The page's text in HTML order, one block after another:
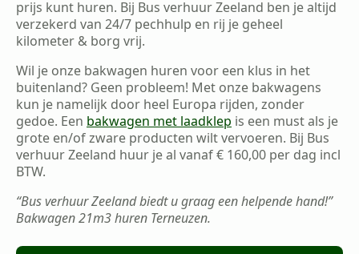
prijs kunt huren. Bij Bus verhuur Zeeland ben je altijd
verzekerd van 24/7 pechhulp en rij je geheel
kilometer & borg vrij.
Wil je onze bakwagen huren voor een klus in het
buitenland? Geen probleem! Met onze bakwagens
kun je namelijk door heel Europa rijden, zonder
gedoe. Een bakwagen met laadklep is een must als je
grote en/of zware producten wilt vervoeren. Bij Bus
verhuur Zeeland huur je al vanaf € 160,00 per dag incl
BTW.
“Bus verhuur Zeeland biedt u graag een helpende hand!”
Bakwagen 21m3 huren Terneuzen.